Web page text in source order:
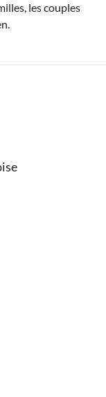
les couples